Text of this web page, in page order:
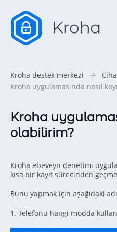
Kroha destek merkezi
Kroha uygulamasında nasıl
Kroha
olabilirim?
Kroha ebeveyn denetimi
kısa bir kayıt sürecinden
Bunu yapmak için aşağıdaki
1. Telefonu hangi modda